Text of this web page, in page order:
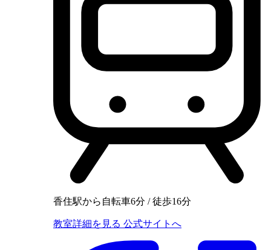
香住駅から自転車6分 / 徒歩16分
教室詳細を見る 公式サイトへ